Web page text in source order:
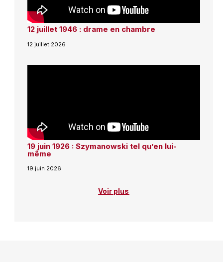
12 juillet 1946 : drame en chambre
12 juillet 2026
19 juin 1926 : Szymanowski tel qu’en lui-
même
19 juin 2026
Voir plus